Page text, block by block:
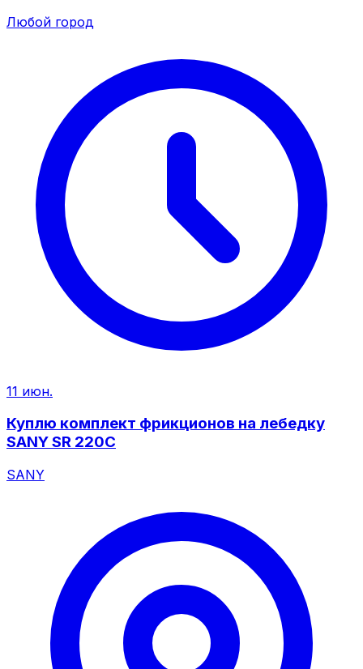
Любой город
11 июн.
Куплю комплект фрикционов на лебедку
SANY SR 220C
SANY